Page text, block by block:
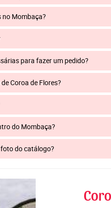
no Mombaça?
para fazer um pedido?
Coroa de Flores?
do Mombaça?
do catálogo?